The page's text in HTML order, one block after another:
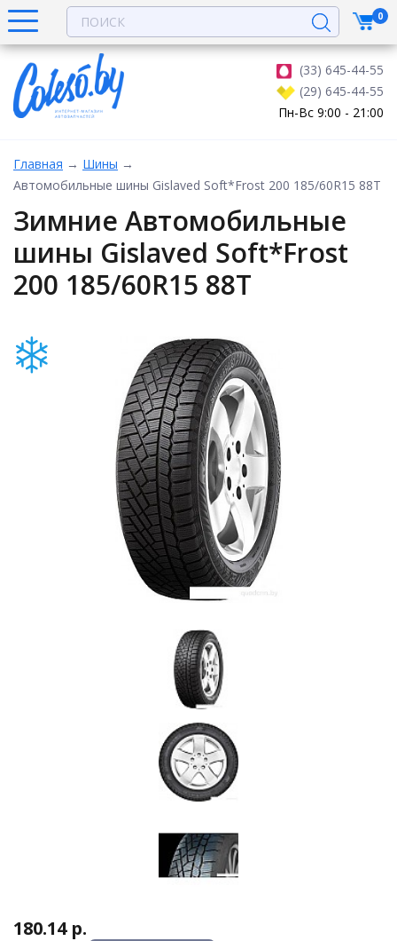
(33) 645-44-55
(29) 645-44-55
Пн-Вс 9:00 - 21:00
0
Главная → Шины →
Автомобильные шины Gislaved Soft*Frost 200 185/60R15 88T
Зимние Автомобильные
шины Gislaved Soft*Frost
200 185/60R15 88T
180.14 р.